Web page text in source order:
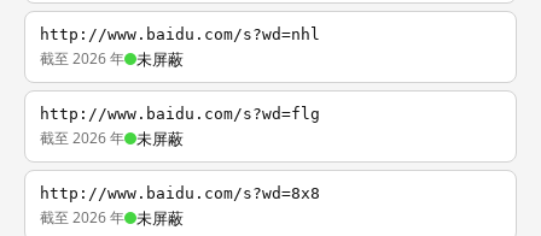
http://www.baidu.com/s?wd=nhl
截至 2026 年 未屏蔽
http://www.baidu.com/s?wd=flg
截至 2026 年 未屏蔽
http://www.baidu.com/s?wd=8x8
截至 2026 年 未屏蔽